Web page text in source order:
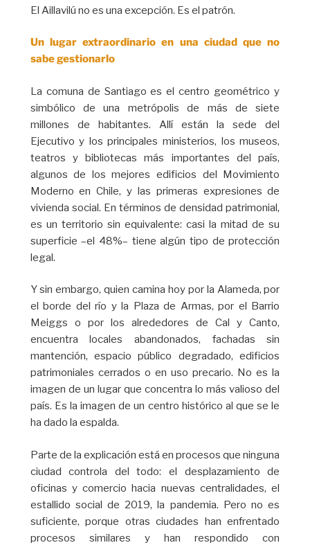
El Aillavilú no es una excepción. Es el patrón.
Un lugar extraordinario en una ciudad que no
sabe gestionarlo
La comuna de Santiago es el centro geométrico y
simbólico de una metrópolis de más de siete
millones de habitantes. Allí están la sede del
Ejecutivo y los principales ministerios, los museos,
teatros y bibliotecas más importantes del país,
algunos de los mejores edificios del Movimiento
Moderno en Chile, y las primeras expresiones de
vivienda social. En términos de densidad patrimonial,
es un territorio sin equivalente: casi la mitad de su
superficie –el 48%– tiene algún tipo de protección
legal.
Y sin embargo, quien camina hoy por la Alameda, por
el borde del río y la Plaza de Armas, por el Barrio
Meiggs o por los alrededores de Cal y Canto,
encuentra locales abandonados, fachadas sin
mantención, espacio público degradado, edificios
patrimoniales cerrados o en uso precario. No es la
imagen de un lugar que concentra lo más valioso del
país. Es la imagen de un centro histórico al que se le
ha dado la espalda.
Parte de la explicación está en procesos que ninguna
ciudad controla del todo: el desplazamiento de
oficinas y comercio hacia nuevas centralidades, el
estallido social de 2019, la pandemia. Pero no es
suficiente, porque otras ciudades han enfrentado
procesos similares y han respondido con